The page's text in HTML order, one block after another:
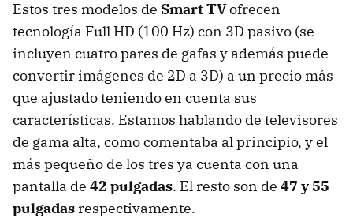
Estos tres modelos de Smart TVofrecen
tecnología Full HD (100 Hz) con 3D pasivo (se
incluyen cuatro pares de gafas y además puede
convertir imágenes de 2D a 3D) a un precio más
que ajustado teniendo en cuenta sus
características. Estamos hablando de televisores
de gama alta, como comentaba al principio, y el
más pequeño de los tres ya cuenta con una
pantalla de 42 pulgadas. El resto son de 47 y 55
pulgadas respectivamente.